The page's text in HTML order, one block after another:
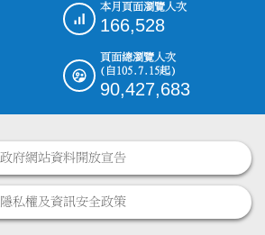
本月頁面瀏覽人次
166,528
頁面總瀏覽人次
(自105.7.15起)
90,427,683
政府網站資料開放宣告
隱私權及資訊安全政策